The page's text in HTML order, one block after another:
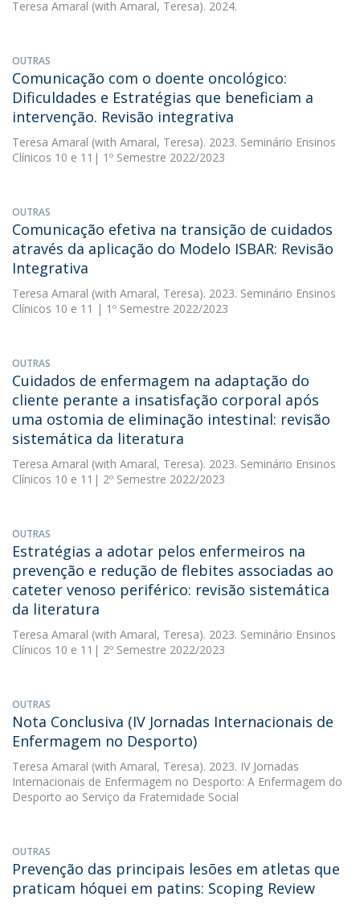
Teresa Amaral (with Amaral, Teresa). 2024.
OUTRAS
Comunicação com o doente oncológico:
Dificuldades e Estratégias que beneficiam a
intervenção. Revisão integrativa
Teresa Amaral (with Amaral, Teresa). 2023. Seminário Ensinos
Clínicos 10 e 11| 1º Semestre 2022/2023
OUTRAS
Comunicação efetiva na transição de cuidados
através da aplicação do Modelo ISBAR: Revisão
Integrativa
Teresa Amaral (with Amaral, Teresa). 2023. Seminário Ensinos
Clínicos 10 e 11 | 1º Semestre 2022/2023
OUTRAS
Cuidados de enfermagem na adaptação do
cliente perante a insatisfação corporal após
uma ostomia de eliminação intestinal: revisão
sistemática da literatura
Teresa Amaral (with Amaral, Teresa). 2023. Seminário Ensinos
Clínicos 10 e 11| 2º Semestre 2022/2023
OUTRAS
Estratégias a adotar pelos enfermeiros na
prevenção e redução de flebites associadas ao
cateter venoso periférico: revisão sistemática
da literatura
Teresa Amaral (with Amaral, Teresa). 2023. Seminário Ensinos
Clínicos 10 e 11| 2º Semestre 2022/2023
OUTRAS
Nota Conclusiva (IV Jornadas Internacionais de
Enfermagem no Desporto)
Teresa Amaral (with Amaral, Teresa). 2023. IV Jornadas
Internacionais de Enfermagem no Desporto: A Enfermagem do
Desporto ao Serviço da Fraternidade Social
OUTRAS
Prevenção das principais lesões em atletas que
praticam hóquei em patins: Scoping Review